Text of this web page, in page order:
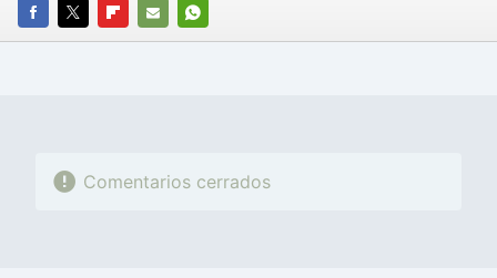
FACEBOOK
TWITTERFLIPBOARD
E-
WHATSAPP
Comentarios cerrados